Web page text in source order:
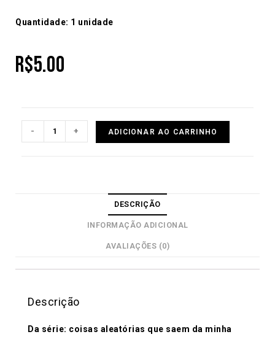
Quantidade: 1 unidade
R$5.00
- + ADICIONAR AO CARRINHO
DESCRIÇÃO
INFORMAÇÃO ADICIONAL
AVALIAÇÕES (0)
Descrição
Da série: coisas aleatórias que saem da minha